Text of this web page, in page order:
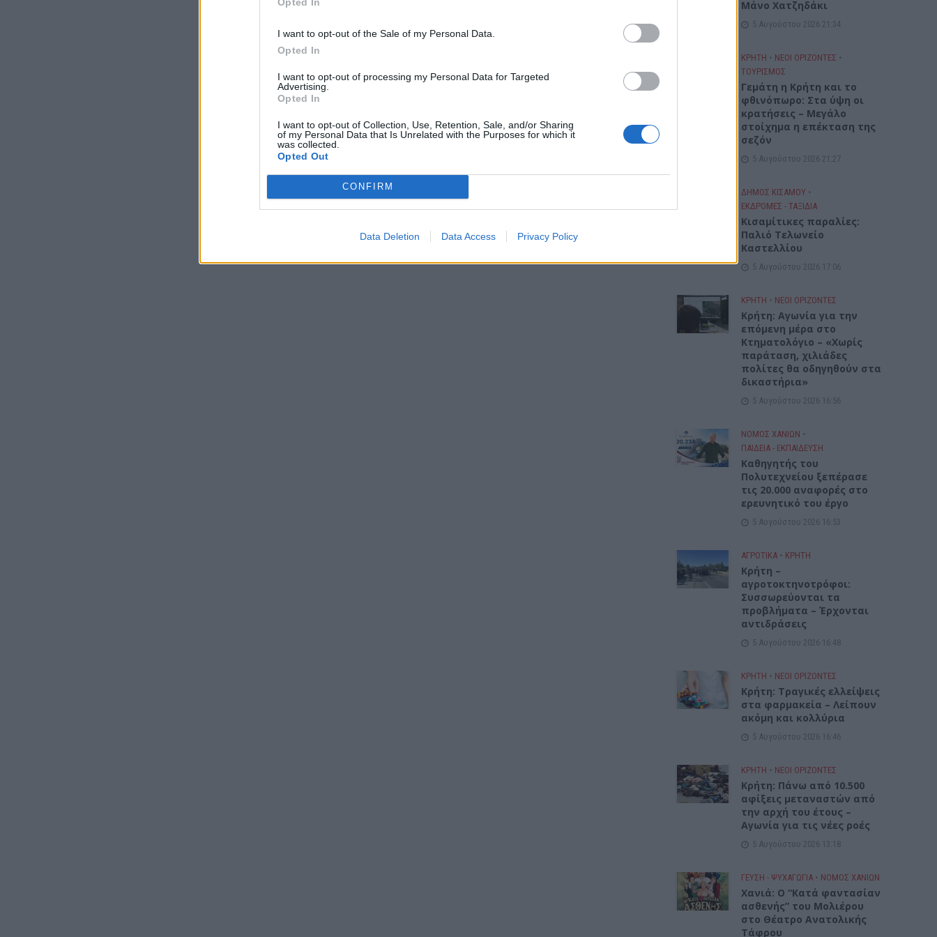
I want to opt-out of the Sale of my Personal Data.
Opted In
I want to opt-out of processing my Personal Data for Targeted
Advertising.
Opted In
I want to opt-out of Collection, Use, Retention, Sale, and/or Sharing
of my Personal Data that Is Unrelated with the Purposes for which it
was collected.
Opted Out
CONFIRM
Data Deletion Data Access Privacy Policy
Μάνο Χατζηδάκι
5 Αυγούστου 2026 21:34
ΚΡΗΤΗ • ΝΕΟΙ ΟΡΙΖΟΝΤΕΣ •
ΤΟΥΡΙΣΜΟΣ
Γεμάτη η Κρήτη και το
φθινόπωρο: Στα ύψη οι
κρατήσεις – Μεγάλο
στοίχημα η επέκταση της
σεζόν
5 Αυγούστου 2026 21:27
ΔΉΜΟΣ ΚΙΣΆΜΟΥ •
ΕΚΔΡΟΜΈΣ - ΤΑΞΊΔΙΑ
Kισαμίτικες παραλίες:
Παλιό Τελωνείο
Καστελλίου
5 Αυγούστου 2026 17:06
ΚΡΗΤΗ • ΝΕΟΙ ΟΡΙΖΟΝΤΕΣ
Kρήτη: Αγωνία για την
επόμενη μέρα στο
Κτηματολόγιο – «Χωρίς
παράταση, χιλιάδες
πολίτες θα οδηγηθούν στα
δικαστήρια»
5 Αυγούστου 2026 16:56
ΝΟΜΌΣ ΧΑΝΊΩΝ •
ΠΑΙΔΕΙΑ - ΕΚΠΑΙΔΕΥΣΗ
Καθηγητής του
Πολυτεχνείου ξεπέρασε
τις 20.000 αναφορές στο
ερευνητικό του έργο
5 Αυγούστου 2026 16:53
ΑΓΡΟΤΙΚΑ • ΚΡΗΤΗ
Κρήτη –
αγροτοκτηνοτρόφοι:
Συσσωρεύονται τα
προβλήματα – Έρχονται
αντιδράσεις
5 Αυγούστου 2026 16:48
ΚΡΗΤΗ • ΝΕΟΙ ΟΡΙΖΟΝΤΕΣ
Κρήτη: Τραγικές ελλείψεις
στα φαρμακεία – Λείπουν
ακόμη και κολλύρια
5 Αυγούστου 2026 16:46
ΚΡΗΤΗ • ΝΕΟΙ ΟΡΙΖΟΝΤΕΣ
Κρήτη: Πάνω από 10.500
αφίξεις μεταναστών από
την αρχή του έτους –
Αγωνία για τις νέες ροές
5 Αυγούστου 2026 13:18
ΓΕΎΣΗ - ΨΥΧΑΓΩΓΊΑ • ΝΟΜΌΣ ΧΑΝΊΩΝ
Χανιά: Ο “Κατά φαντασίαν
ασθενής” του Μολιέρου
στο Θέατρο Ανατολικής
Τάφρου